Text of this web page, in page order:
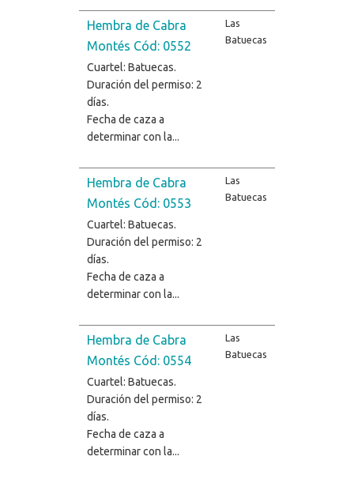
Hembra de Cabra
Montés Cód: 0552
Cuartel: Batuecas.
Duración del permiso: 2
días.
Fecha de caza a
determinar con la...
Las
Batuecas
Hembra de Cabra
Montés Cód: 0553
Cuartel: Batuecas.
Duración del permiso: 2
días.
Fecha de caza a
determinar con la...
Las
Batuecas
Hembra de Cabra
Montés Cód: 0554
Cuartel: Batuecas.
Duración del permiso: 2
días.
Fecha de caza a
determinar con la...
Las
Batuecas